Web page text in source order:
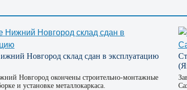
Новгород склад сдан в эксплуатацию
Новгород окончены строительно-монтажные
и установке металлокаркаса.